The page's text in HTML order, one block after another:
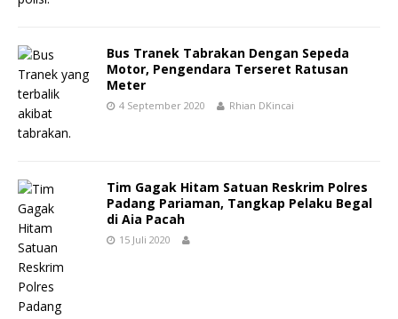
Bus Tranek Tabrakan Dengan Sepeda
Motor, Pengendara Terseret Ratusan
Meter
4 September 2020 Rhian DKincai
Tim Gagak Hitam Satuan Reskrim Polres
Padang Pariaman, Tangkap Pelaku Begal
di Aia Pacah
15 Juli 2020